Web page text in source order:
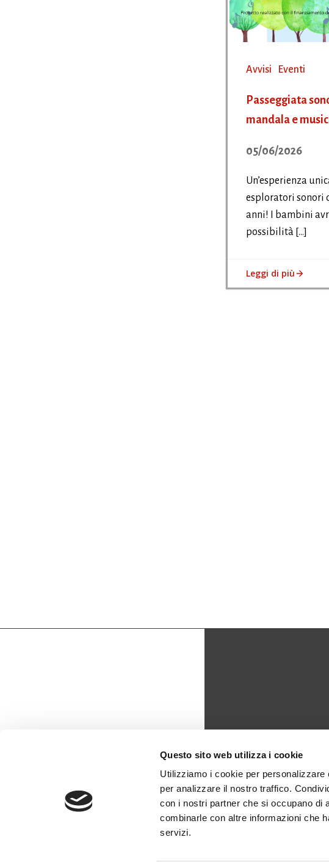
Questo sito web utilizza i cookie
Utilizziamo i cookie per
per analizzare il nostro traffico.
con i nostri partner che si occupano di
combinarle con altre informazioni che
servizi.
Avvisi Eventi
Passeggiata
mandala e
05/06/2026
Un’esperienza
esploratori sonori
anni! I bambini
possibilità […]
Leggi di più
0429 - 1905714